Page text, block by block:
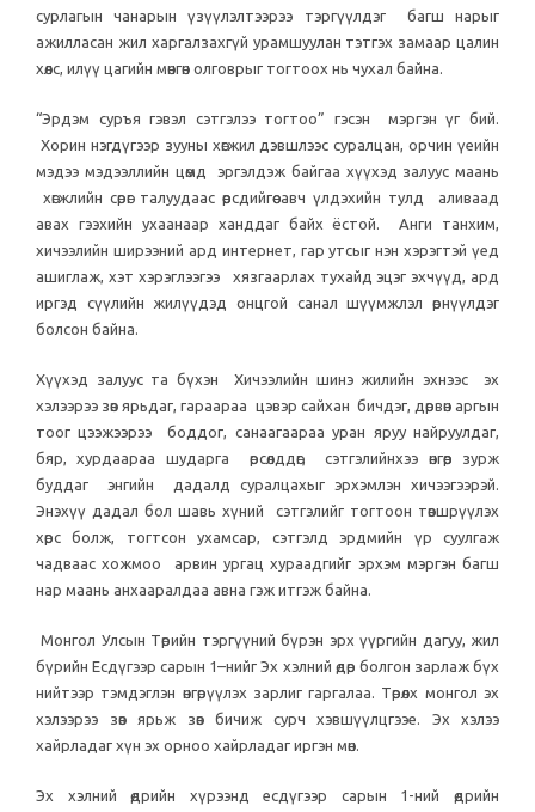
сурлагын чанарын үзүүлэлтээрээ тэргүүлдэг багш нарыг
ажилласан жил харгалзахгүй урамшуулан тэтгэх замаар цалин
хөлс, илүү цагийн мөнгөн олговрыг тогтоох нь чухал байна.
“Эрдэм суръя гэвэл сэтгэлээ тогтоо” гэсэн мэргэн үг бий.
Хорин нэгдүгээр зууны хөгжил дэвшлээс суралцан, орчин үеийн
мэдээ мэдээллийн цөмд эргэлдэж байгаа хүүхэд залуус маань
хөгжлийн сөрөг талуудаас өөрсдийгөө авч үлдэхийн тулд аливаад
авах гээхийн ухаанаар ханддаг байх ёстой. Анги танхим,
хичээлийн ширээний ард интернет, гар утсыг нэн хэрэгтэй үед
ашиглаж, хэт хэрэглээгээ хязгаарлах тухайд эцэг эхчүүд, ард
иргэд сүүлийн жилүүдэд онцгой санал шүүмжлэл өрнүүлдэг
болсон байна.
Хүүхэд залуус та бүхэн Хичээлийн шинэ жилийн эхнээс эх
хэлээрээ зөв ярьдаг, гараараа цэвэр сайхан бичдэг, дөрвөн аргын
тоог цээжээрээ боддог, санаагаараа уран яруу найруулдаг,
бяр, хурдаараа шударга өрсөлддөг, сэтгэлийнхээ өнгөөр зурж
буддаг энгийн дадалд суралцахыг эрхэмлэн хичээгээрэй.
Энэхүү дадал бол шавь хүний сэтгэлийг тогтоон төвшрүүлэх
хөрс болж, тогтсон ухамсар, сэтгэлд эрдмийн үр суулгаж
чадваас хожмоо арвин ургац хураадгийг эрхэм мэргэн багш
нар маань анхааралдаа авна гэж итгэж байна.
Монгол Улсын Төрийн тэргүүний бүрэн эрх үүргийн дагуу, жил
бүрийн Есдүгээр сарын 1–нийг Эх хэлний өдөр болгон зарлаж бүх
нийтээр тэмдэглэн өнгөрүүлэх зарлиг гаргалаа. Төрөлх монгол эх
хэлээрээ зөв ярьж зөв бичиж сурч хэвшүүлцгээе. Эх хэлээ
хайрладаг хүн эх орноо хайрладаг иргэн мөн.
Эх хэлний өдрийн хүрээнд есдүгээр сарын 1-ний өдрийн